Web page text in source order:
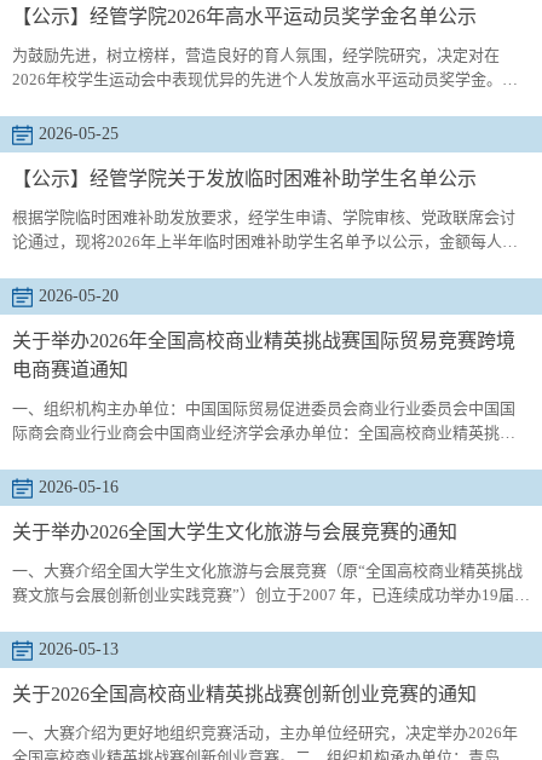
大赛采用校赛、区域（省）赛和全国赛三级赛制，逐级选拔，不能跨级参
【公示】经管学院2026年高水平运动员奖学金名单公示
为鼓励先进，树立榜样，营造良好的育人氛围，经学院研究，决定对在
2026年校学生运动会中表现优异的先进个人发放高水平运动员奖学金。高
到8名为7、6、5、4、3、2、1分，团体项目为个人项目两倍分数的原则进
行赋分，破校记录者得9分，破市高校记录者得18分，最后依照50元/分的
标准进行发放，现对获得者名单予以公示，有意见或建议者，请于公示期
2026-05-25
【公示】经管学院关于发放临时困难补助学生名单公示
根据学院临时困难补助发放要求，经学生申请、学院审核、党政联席会讨
论通过，现将2026年上半年临时困难补助学生名单予以公示，金额每人
贾智健，财务221班学生，家庭经济困难在库学生，个人近期检查出患有严
重疾病，后期需手术治疗且手术费用较高，家庭经济压力大；刘晗钰，城
管221班学生，其父亲近期患脑梗死，虽经抢救后挽回生命，但看病就医花
费较大，家庭...
2026-05-20
关于举办2026年全国高校商业精英挑战赛国际贸易竞赛跨境
电商赛道通知
一、组织机构主办单位：中国国际贸易促进委员会商业行业委员会中国国
际商会商业行业商会中国商业经济学会承办单位：全国高校商业精英挑战
责任公司支持单位：山东金元致信教育科技有限公司二、参赛对象学习跨
境电商、电子商务、商务英语、国际贸易、贸易经济、市场营销、工商管
理及相关专业的在校大学生。三、竞赛形式竞赛采用团体赛的形式，设置
2026-05-16
关于举办2026全国大学生文化旅游与会展竞赛的通知
一、大赛介绍全国大学生文化旅游与会展竞赛（原“全国高校商业精英挑战
赛文旅与会展创新创业实践竞赛”）创立于2007 年，已连续成功举办19届。
委员会商业行业委员会、中国国际商会商业行业商会和中国商业经济学会
共同主办，共设置六个赛项，学生组设置文化旅游竞赛（旅游新业态策
划、旅游项目调研、旅游目的地营销和研学旅游数智化运营模拟四个组
2026-05-13
关于2026全国高校商业精英挑战赛创新创业竞赛的通知
一、大赛介绍为更好地组织竞赛活动，主办单位经研究，决定举办2026年